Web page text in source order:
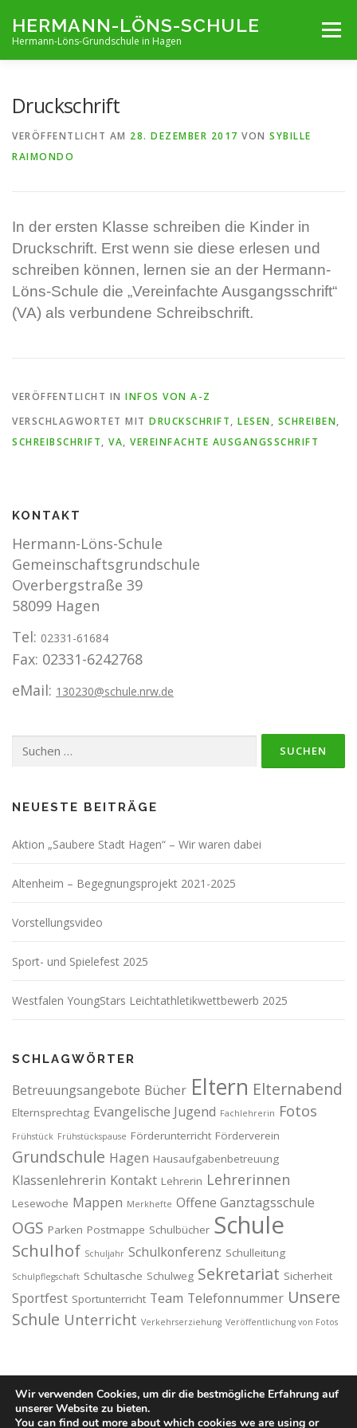
Inhalt
springen
HERMANN-LÖNS-SCHULE
Hermann-Löns-Grundschule in Hagen
Menü
Druckschrift
VERÖFFENTLICHT AM 28. DEZEMBER 2017 VON SYBILLE
RAIMONDO
In der ersten Klasse schreiben die Kinder in
Druckschrift. Erst wenn sie diese erlesen und
schreiben können, lernen sie an der Hermann-
Löns-Schule die „Vereinfachte Ausgangsschrift“
(VA) als verbundene Schreibschrift.
VERÖFFENTLICHT IN INFOS VON A-Z
VERSCHLAGWORTET MIT DRUCKSCHRIFT, LESEN, SCHREIBEN,
SCHREIBSCHRIFT, VA, VEREINFACHTE AUSGANGSSCHRIFT
KONTAKT
Hermann-Löns-Schule
Gemeinschaftsgrundschule
Overbergstraße 39
58099 Hagen
Tel: 02331-61684
Fax: 02331-6242768
eMail: 130230@schule.nrw.de
Suchen
NEUESTE BEITRÄGE
Aktion „Saubere Stadt Hagen“ – Wir waren dabei
Altenheim – Begegnungsprojekt 2021-2025
Vorstellungsvideo
Sport- und Spielefest 2025
Westfalen YoungStars Leichtathletikwettbewerb 2025
SCHLAGWÖRTER
Betreuungsangebote Bücher Eltern Elternabend
Elternsprechtag Evangelische Jugend Fachlehrerin Fotos
Frühstück Frühstückspause Förderunterricht Förderverein
Grundschule Hagen Hausaufgabenbetreuung
Klassenlehrerin Kontakt Lehrerin Lehrerinnen
Lesewoche Mappen Merkhefte Offene Ganztagsschule
OGS Parken Postmappe Schulbücher Schule
Schulhof Schuljahr Schulkonferenz Schulleitung
Schulpflegschaft Schultasche Schulweg Sekretariat Sicherheit
Sportfest Sportunterricht Team Telefonnummer Unsere
Schule Unterricht Verkehrserziehung Veröffentlichung von Fotos
Wir verwenden Cookies, um dir die bestmögliche Erfahrung auf
unserer Website zu bieten.
You can find out more about which cookies we are using or